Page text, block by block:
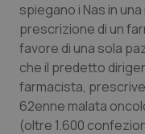
Toscana
Umbria
Valle D’Aosta
Obesità
Oftalmologia
spiegano i Nas in
prescrizione di un
favore di una sola
che il predetto
farmacista,
62enne malata
(oltre 1.600